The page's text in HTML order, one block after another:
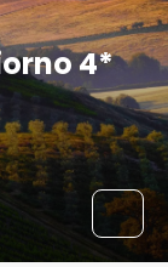
4*